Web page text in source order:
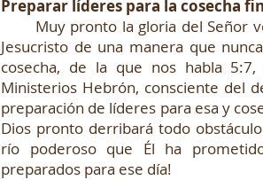
Preparar líderes para la cosecha
Muy pronto la gloria del Señor
Jesucristo de una manera que
cosecha, de la que nos habla
Ministerios Hebrón, consciente del
preparación de líderes para esa y
Dios pronto derribará todo
río poderoso que Él ha
preparados para ese día!